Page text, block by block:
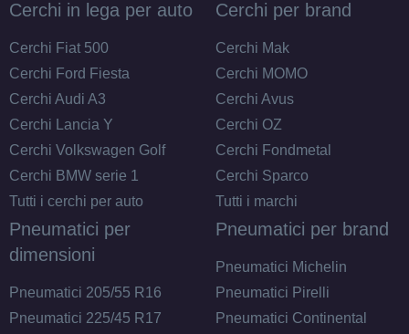
Cerchi in lega per auto
Cerchi Fiat 500
Cerchi Ford Fiesta
Cerchi Audi A3
Cerchi Lancia Y
Cerchi Volkswagen Golf
Cerchi BMW serie 1
Tutti i cerchi per auto
Cerchi per brand
Cerchi Mak
Cerchi MOMO
Cerchi Avus
Cerchi OZ
Cerchi Fondmetal
Cerchi Sparco
Tutti i marchi
Pneumatici per
dimensioni
Pneumatici 205/55 R16
Pneumatici 225/45 R17
Pneumatici per brand
Pneumatici Michelin
Pneumatici Pirelli
Pneumatici Continental